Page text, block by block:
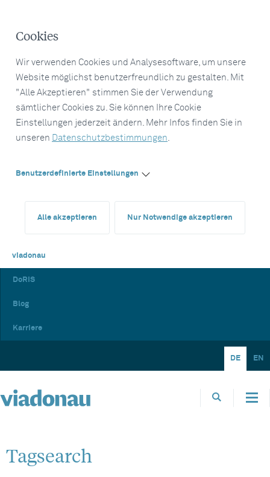
Cookies
Wir verwenden Cookies und Analysesoftware, um unsere
Website möglichst benutzerfreundlich zu gestalten. Mit
"Alle Akzeptieren" stimmen Sie der Verwendung
sämtlicher Cookies zu. Sie können Ihre Cookie
Einstellungen jederzeit ändern. Mehr Infos finden Sie in
unseren Datenschutzbestimmungen.
Benutzerdefinierte Einstellungen
Alle akzeptieren Nur Notwendige akzeptieren
viadonau
DoRIS
Blog
Karriere
DE EN
Tagsearch